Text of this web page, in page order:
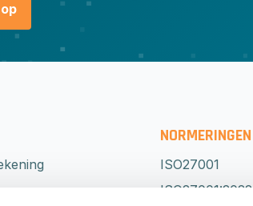
NORMERINGEN
ISO27001
ISO27001:2022